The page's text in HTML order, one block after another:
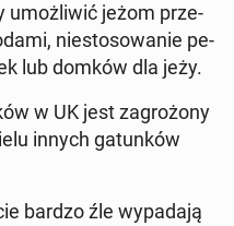
umoż­li­wić jeżom prze­
nie­sto­so­wa­nie pe­
lub domków dla jeży.
w UK jest za­gro­żo­ny
innych ga­tun­ków
bardzo źle wy­pa­da­ją